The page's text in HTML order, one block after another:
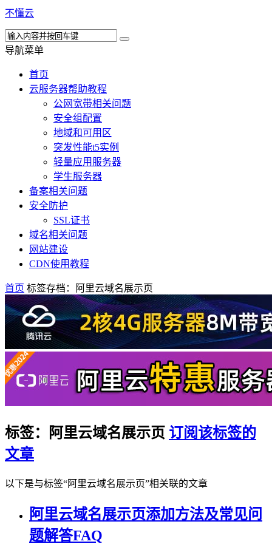
不懂云
导航菜单
首页
云服务器帮助教程
公网宽带相关问题
安全组配置
地域和可用区
突发性能t5实例
轻量应用服务器
学生服务器
备案相关问题
安全防护
SSL证书
域名相关问题
网站建设
CDN使用教程
首页 标签存档：阿里云域名展示页
标签：阿里云域名展示页 订阅该标签的
文章
以下是与标签“阿里云域名展示页”相关联的文章
阿里云域名展示页添加方法及常见问
题解答FAQ